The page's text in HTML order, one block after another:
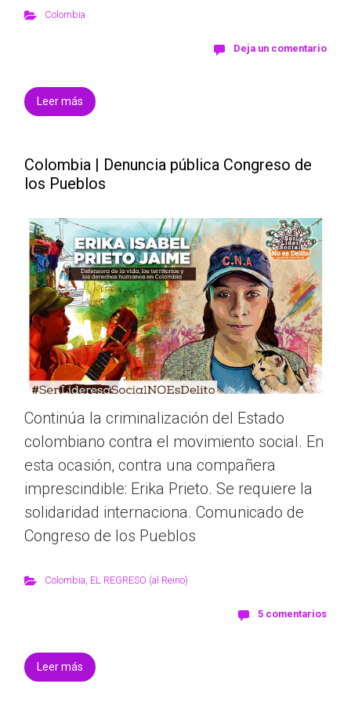
Colombia
Deja un comentario
Leer más
Colombia | Denuncia pública Congreso de
los Pueblos
Continúa la criminalización del Estado
colombiano contra el movimiento social. En
esta ocasión, contra una compañera
imprescindible: Erika Prieto. Se requiere la
solidaridad internaciona. Comunicado de
Congreso de los Pueblos
Colombia EL REGRESO (al Reino)
5 comentarios
Leer más